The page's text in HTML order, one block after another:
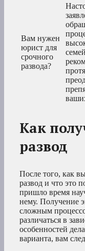
Вам нужен
юрист для
срочного
развода?
Как
развод
После того, как
развод и что это
пришло время
нему. Получение
сложным
различаться в
особенностей
варианта, вам